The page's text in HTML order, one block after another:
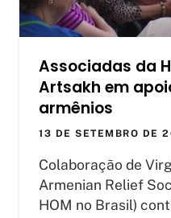
Associadas da
Artsakh em
armênios
13 DE SETEMBRO DE
Colaboração de
Armenian Relief
HOM no Brasil)